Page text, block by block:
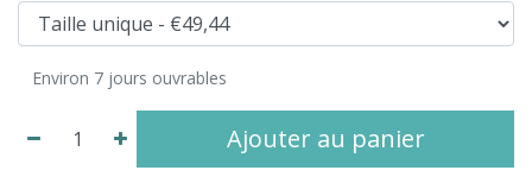
Environ 7 jours ouvrables
Ajouter au panier